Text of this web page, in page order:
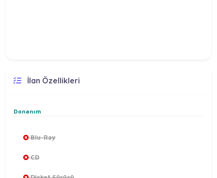
İlan Özellikleri
Donanım
Blu-Ray
CD